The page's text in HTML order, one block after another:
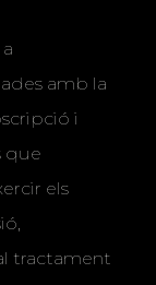
amb la
i
que
els
tractament